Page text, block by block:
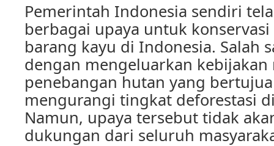
Pemerintah Indonesia sendiri
berbagai upaya untuk
barang kayu di Indonesia. Salah
dengan mengeluarkan
penebangan hutan yang
mengurangi tingkat deforestasi
Namun, upaya tersebut tidak
dukungan dari seluruh